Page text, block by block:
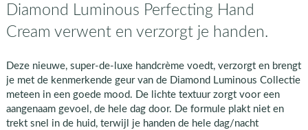
Diamond Luminous Perfecting Hand
Cream verwent en verzorgt je handen.
Deze nieuwe, super-de-luxe handcrème voedt, verzorgt en brengt
je met de kenmerkende geur van de Diamond Luminous Collectie
meteen in een goede mood. De lichte textuur zorgt voor een
aangenaam gevoel, de hele dag door. De formule plakt niet en
trekt snel in de huid, terwijl je handen de hele dag/nacht